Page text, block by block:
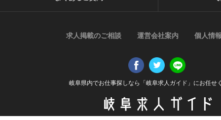
岐阜県内でお仕事探しなら「岐阜求人ガイド」にお任せ
求人掲載のご相談 運営会社案内 個人情